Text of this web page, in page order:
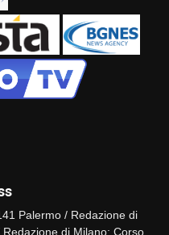
Palermo / Redazione di
di Milano: Corso